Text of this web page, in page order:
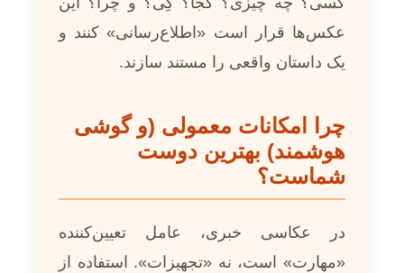
عکس‌ها قرار است «اطلاع‌رسانی» کنند و
یک داستان واقعی را مستند سازند.
چرا امکانات معمولی (و گوشی
هوشمند) بهترین دوست
شماست؟
در عکاسی خبری، عامل تعیین‌کننده
«مهارت» است، نه «تجهیزات». استفاده از